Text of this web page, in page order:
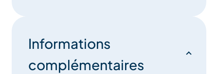
Informations
complémentaires